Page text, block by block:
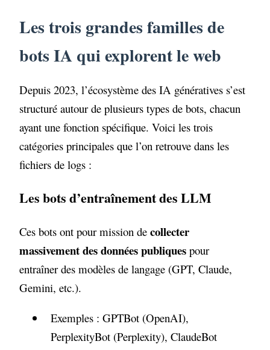
Les trois grandes familles de
bots IA qui explorent le web
Depuis 2023, l’écosystème des IA génératives s’est
structuré autour de plusieurs types de bots, chacun
ayant une fonction spécifique. Voici les trois
catégories principales que l’on retrouve dans les
fichiers de logs :
Les bots d’entraînement des LLM
Ces bots ont pour mission decollecter
massivement des données publiques pour
entraîner des modèles de langage (GPT, Claude,
Gemini, etc.).
Exemples : GPTBot (OpenAI),
PerplexityBot (Perplexity), ClaudeBot